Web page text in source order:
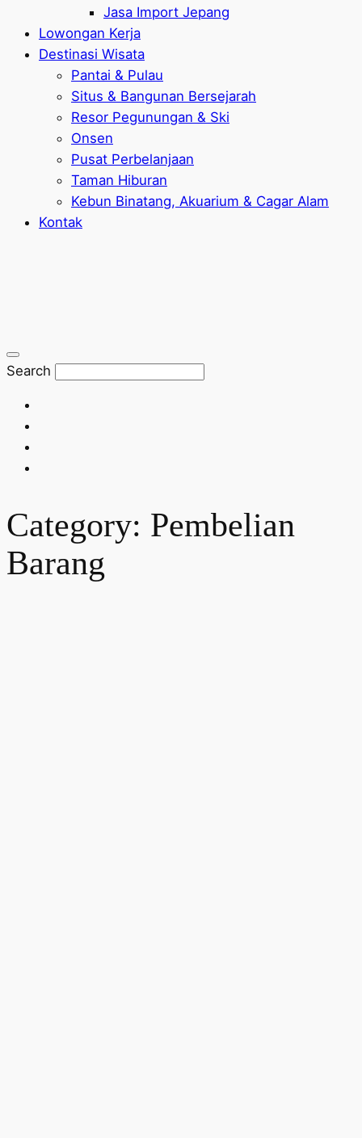
Jasa Import Jepang
Lowongan Kerja
Destinasi Wisata
Pantai & Pulau
Situs & Bangunan Bersejarah
Resor Pegunungan & Ski
Onsen
Pusat Perbelanjaan
Taman Hiburan
Kebun Binatang, Akuarium & Cagar Alam
Kontak
Search
Category: Pembelian
Barang